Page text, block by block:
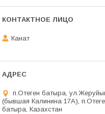
Канат
п.Отеген батыра,
(бывшая Калинина 17А),
батыра, Казахстан